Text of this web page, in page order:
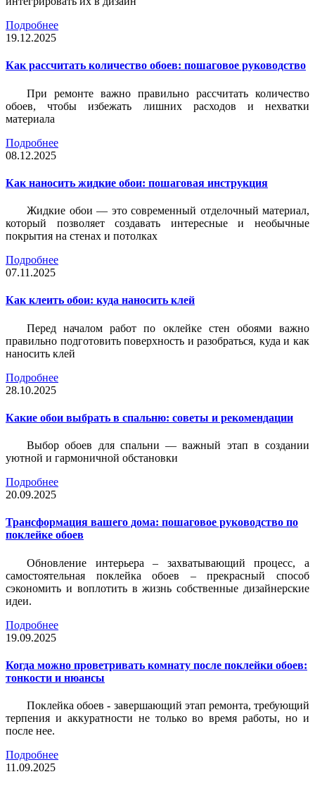
Подробнее
19.12.2025
Как рассчитать количество обоев: пошаговое руководство
При ремонте важно правильно рассчитать количество
обоев, чтобы избежать лишних расходов и нехватки
материала
Подробнее
08.12.2025
Как наносить жидкие обои: пошаговая инструкция
Жидкие обои — это современный отделочный материал,
который позволяет создавать интересные и необычные
покрытия на стенах и потолках
Подробнее
07.11.2025
Как клеить обои: куда наносить клей
Перед началом работ по оклейке стен обоями важно
правильно подготовить поверхность и разобраться, куда и как
наносить клей
Подробнее
28.10.2025
Какие обои выбрать в спальню: советы и рекомендации
Выбор обоев для спальни — важный этап в создании
уютной и гармоничной обстановки
Подробнее
20.09.2025
Трансформация вашего дома: пошаговое руководство по
поклейке обоев
Обновление интерьера – захватывающий процесс, а
самостоятельная поклейка обоев – прекрасный способ
сэкономить и воплотить в жизнь собственные дизайнерские
идеи.
Подробнее
19.09.2025
Когда можно проветривать комнату после поклейки обоев:
тонкости и нюансы
Поклейка обоев - завершающий этап ремонта, требующий
терпения и аккуратности не только во время работы, но и
после нее.
Подробнее
11.09.2025